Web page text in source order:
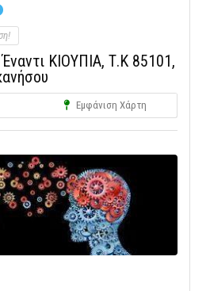
ΚΙΟΥΠΙΑ, Τ.Κ 85101,
Εμφάνιση Χάρτη